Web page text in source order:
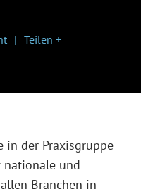
Teilen +
in der Praxisgruppe
und
Branchen in